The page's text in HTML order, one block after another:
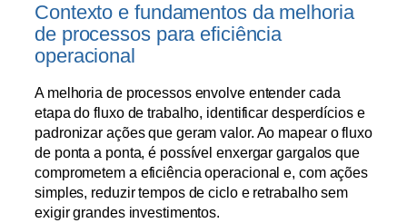
Contexto e fundamentos da melhoria
de processos para eficiência
operacional
A melhoria de processos envolve entender cada
etapa do fluxo de trabalho, identificar desperdícios e
padronizar ações que geram valor. Ao mapear o fluxo
de ponta a ponta, é possível enxergar gargalos que
comprometem a eficiência operacional e, com ações
simples, reduzir tempos de ciclo e retrabalho sem
exigir grandes investimentos.